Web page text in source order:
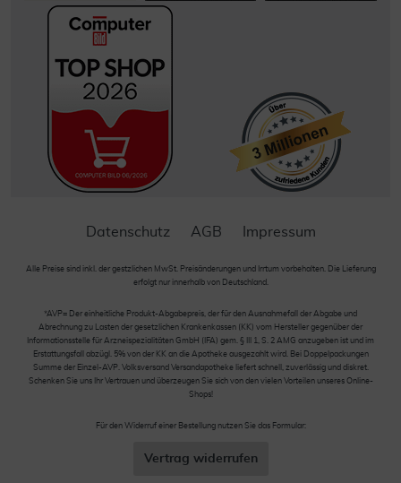
Datenschutz AGB Impressum
Alle Preise sind inkl. der gestzlichen MwSt. Preisänderungen und Irrtum vorbehalten. Die Lieferung
erfolgt nur innerhalb von Deutschland.
*AVP= Der einheitliche Produkt-Abgabepreis, der für den Ausnahmefall der Abgabe und
Abrechnung zu Lasten der gesetzlichen Krankenkassen (KK) vom Hersteller gegenüber der
Informationsstelle für Arzneispezialitäten GmbH (IFA) gem. § III 1, S. 2 AMG anzugeben ist und im
Erstattungsfall abzügl. 5% von der KK an die Apotheke ausgezahlt wird. Bei Doppelpackungen
Summe der Einzel-AVP. Volksversand Versandapotheke liefert schnell, zuverlässig und diskret.
Schenken Sie uns Ihr Vertrauen und überzeugen Sie sich von den vielen Vorteilen unseres Online-
Shops!
Für den Widerruf einer Bestellung nutzen Sie das Formular:
Vertrag widerrufen